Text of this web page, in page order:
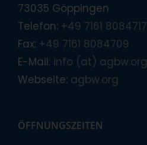
73035 Göppingen
Telefon: +49 7161 8084717
Fax: +49 7161 8084709
E-Mail: info (at) agbw.org
Webseite: agbw.org
ÖFFNUNGSZEITEN